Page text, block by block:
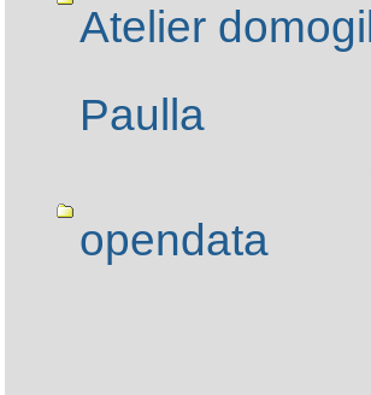
Atelier
Paulla
opendata